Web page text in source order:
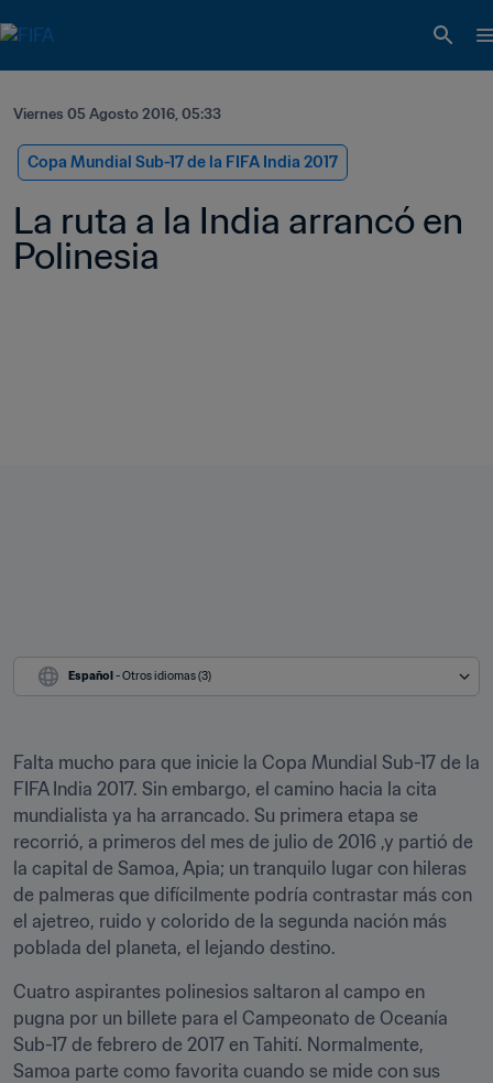
Viernes 05 Agosto 2016, 05:33
Copa Mundial Sub-17 de la FIFA India 2017
La ruta a la India arrancó en
Polinesia
Español - Otros idiomas (3)
Falta mucho para que inicie la Copa Mundial Sub-17 de la
FIFA India 2017. Sin embargo, el camino hacia la cita
mundialista ya ha arrancado. Su primera etapa se
recorrió, a primeros del mes de julio de 2016 ,y partió de
la capital de Samoa, Apia; un tranquilo lugar con hileras
de palmeras que difícilmente podría contrastar más con
el ajetreo, ruido y colorido de la segunda nación más
poblada del planeta, el lejando destino.
Cuatro aspirantes polinesios saltaron al campo en
pugna por un billete para el Campeonato de Oceanía
Sub-17 de febrero de 2017 en Tahití. Normalmente,
Samoa parte como favorita cuando se mide con sus